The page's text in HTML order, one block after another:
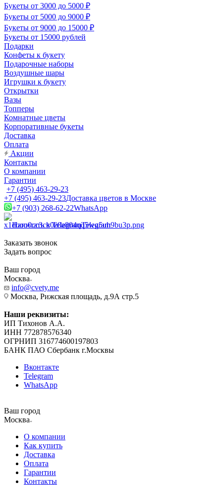
Букеты от 3000 до 5000 ₽
Букеты от 5000 до 9000 ₽
Букеты от 9000 до 15000 ₽
Букеты от 15000 рублей
Подарки
Конфеты к букету
Подарочные наборы
Воздушные шары
Игрушки к букету
Открытки
Вазы
Топперы
Комнатные цветы
Корпоративные букеты
Доставка
Оплата
Акции
Контакты
О компании
Гарантии
+7 (495) 463-29-23
+7 (495) 463-29-23Доставка цветов в Москве
+7 (903) 268-62-22WhatsApp
Написать в TelegramTelegram
Заказать звонок
Задать вопрос
Ваш город
Москва
info@cvety.me
Москва, Рижская площадь, д.9А стр.5
Наши реквизиты:
ИП Тихонов А.А.
ИНН 772878576340
ОГРНИП 316774600197803
БАНК ПАО Сбербанк г.Москвы
Вконтакте
Telegram
WhatsApp
Ваш город
Москва
О компании
Как купить
Доставка
Оплата
Гарантии
Контакты